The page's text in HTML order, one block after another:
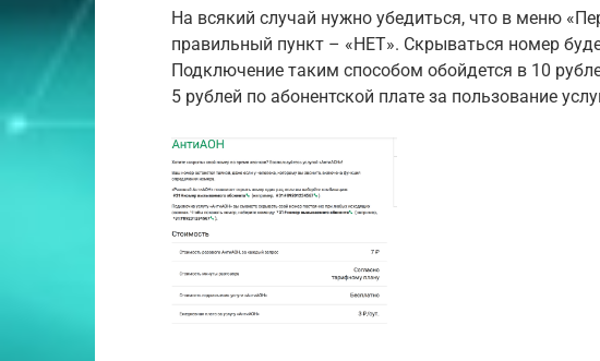
На всякий случай нужно убедиться, что в меню
правильный пункт – «НЕТ». Скрываться номер
Подключение таким способом обойдется в 10
5 рублей по абонентской плате за пользование